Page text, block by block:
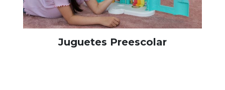
Juguetes Preescolar